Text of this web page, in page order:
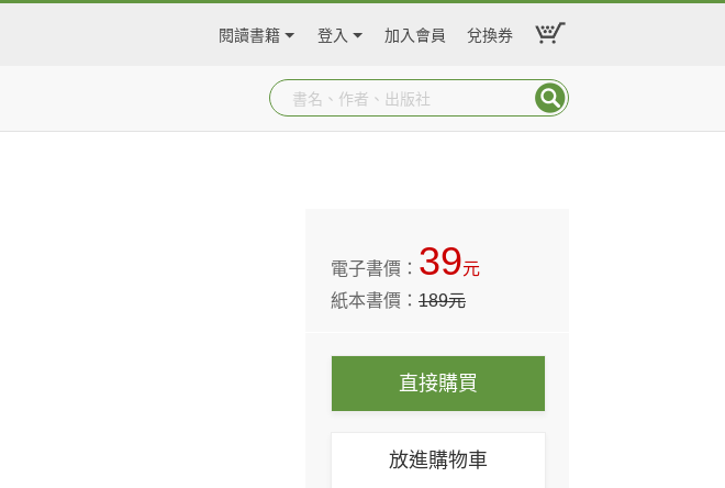
閱讀書籍 登入 加入會員 兌換券
電子書價： 39元
紙本書價：189元
直接購買
放進購物車